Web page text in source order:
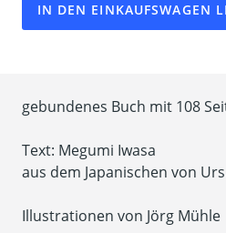
IN DEN EINKAUFSWAGEN
gebundenes Buch mit 108
Text: Megumi Iwasa
aus dem Japanischen von
Illustrationen von Jörg Mühle